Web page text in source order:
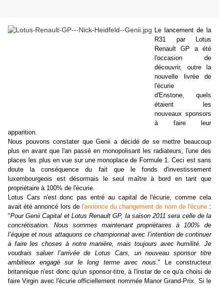
Le lancement de la
R31 par Lotus
Renault GP a été
l'occasion de
découvrir, outre la
nouvelle livrée de
l'écurie
d'Enstone, quels
étaient les
nouveaux sponsors
à faire leur
apparition.
Nous pouvons constater que Genii a décidé de se mettre beaucoup
plus en avant que l'an passé en monopolisant les radiateurs, l'une des
places les plus en vue sur une monoplace de Formule 1. Ceci est sans
doute la conséquence du fait que le fonds d'investissement
luxembourgeois est désormais le seul maître à bord en tant que
propriétaire à 100% de l'écurie.
Lotus Cars n'est donc pas entré au capital de l'écurie, comme cela
avait été annoncé lors de l'annonce du changement de nom de l'écurie:
"Pour Genii Capital et Lotus Renault GP, la saison 2011 sera celle de la
concrétisation. Nous sommes maintenant propriétaires à 100% de
l’équipe et nous attaquons ce championnat avec l’intention de continuer
à faire les choses à notre manière, mais toujours avec humilité. Je
voudrais saluer l’arrivée de Lotus Cars, un nouveau sponsor titre
ambitieux engagé sur le long terme avec nous." Le constructeur
britannique n'est donc qu'un sponsor-titre, à l'instar de ce qu'a choisi de
faire Virgin avec l'écurie officiellement nommée Manor Grand-Prix. Si le